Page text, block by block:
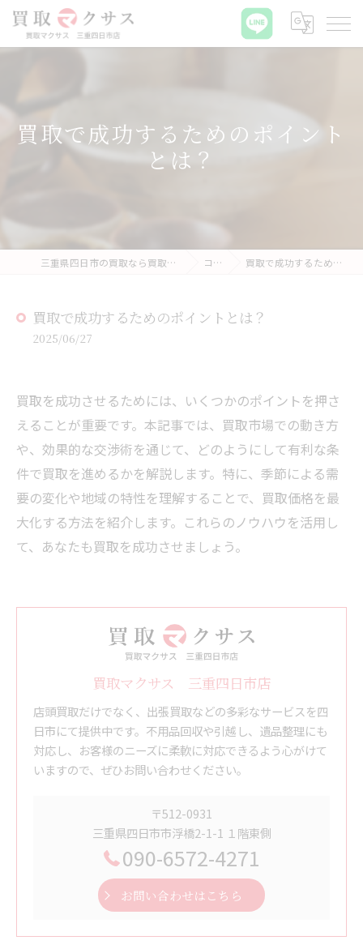
買取で成功するためのポイント
とは？
三重県四日市の買取なら買取マクサス 三重四日市店 コラム 買取で成功するためのポイントとは？
買取で成功するためのポイントとは？
2025/06/27
買取を成功させるためには、いくつかのポイントを押さ
えることが重要です。本記事では、買取市場での動き方
や、効果的な交渉術を通じて、どのようにして有利な条
件で買取を進めるかを解説します。特に、季節による需
要の変化や地域の特性を理解することで、買取価格を最
大化する方法を紹介します。これらのノウハウを活用し
て、あなたも買取を成功させましょう。
買取マクサス 三重四日市店
店頭買取だけでなく、出張買取などの多彩なサービスを四
日市にて提供中です。不用品回収や引越し、遺品整理にも
対応し、お客様のニーズに柔軟に対応できるよう心がけて
いますので、ぜひお問い合わせください。
〒512-0931
三重県四日市市浮橋2-1-1 １階東側
090-6572-4271
お問い合わせはこちら